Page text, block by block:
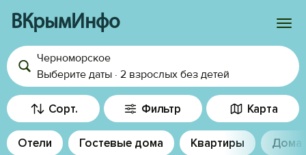
ВКрымИнфо
Войти
Избранное
История просмотра
Черноморское
Выберите даты · 2 взрослых без детей
Сорт. Фильтр Карта
Отели Гостевые дома Квартиры Дома